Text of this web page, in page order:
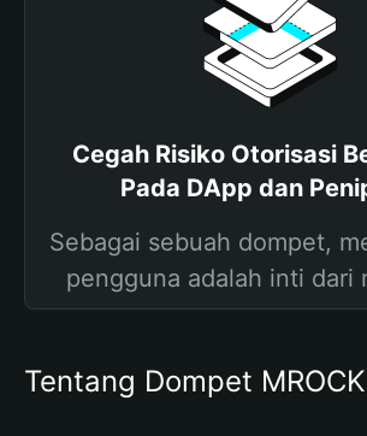
Cegah Risiko Otorisasi
Pada DApp dan
Sebagai sebuah dompet,
pengguna adalah inti dari
Tentang Dompet MROCK